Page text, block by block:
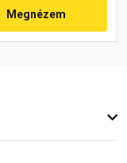
Megnézem